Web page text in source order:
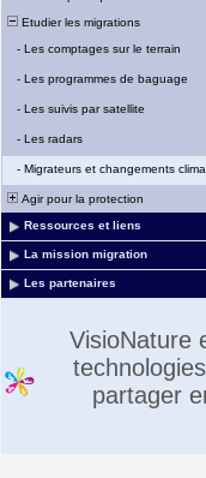
Etudier les migrations
- Les comptages sur le terrain
- Les programmes de baguage
- Les suivis par satellite
- Les radars
- Migrateurs et changements
Agir pour la protection
Ressources et liens
La mission migration
Les partenaires
VisioNature
partager